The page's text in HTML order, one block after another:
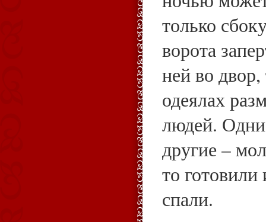
только
ворота
ней во
одеялах
людей. Одни
другие –
то готовили
спали.